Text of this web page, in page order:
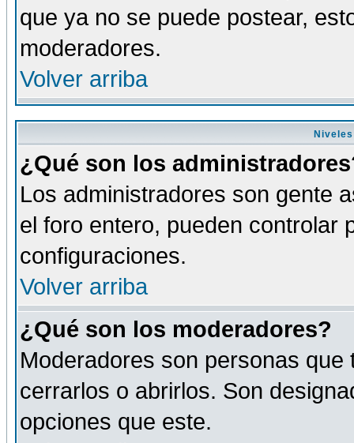
que ya no se puede postear,
moderadores.
Volver arriba
¿Qué son los
Los administradores son gente
el foro entero, pueden controlar
configuraciones.
Volver arriba
¿Qué son los moderadores?
Moderadores son personas
cerrarlos o abrirlos. Son
opciones que este.